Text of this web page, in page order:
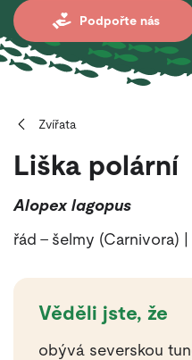
Podpořte nás
Zvířata
Liška polární
Alopex lagopus
řád – šelmy (Carnivora)
Věděli jste, že
obývá severskou